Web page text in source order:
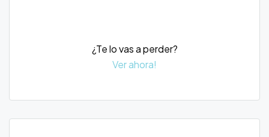
¿Te lo vas a perder?
Ver ahora!